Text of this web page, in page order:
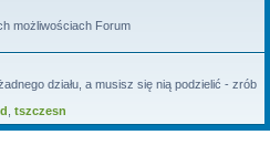
możliwościach Forum
działu, a musisz się nią podzielić - zrób
tszczesn